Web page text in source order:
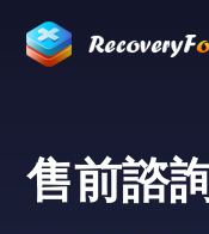
售前諮